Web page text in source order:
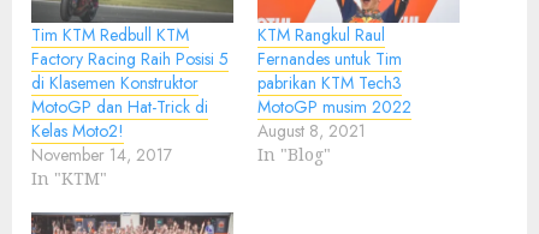
Tim KTM Redbull KTM
Factory Racing Raih Posisi 5
di Klasemen Konstruktor
MotoGP dan Hat-Trick di
Kelas Moto2!
November 14, 2017
In "KTM"
KTM Rangkul Raul
Fernandes untuk Tim
pabrikan KTM Tech3
MotoGP musim 2022
August 8, 2021
In "Blog"